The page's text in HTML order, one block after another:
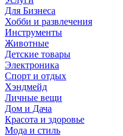
Для Бизнеса
Хобби и развлечения
Инструменты
Животные
Детские товары
Электроника
Спорт и отдых
Хэндмейд
Личные вещи
Дом и Дача
Красота и здоровье
Мода и стиль